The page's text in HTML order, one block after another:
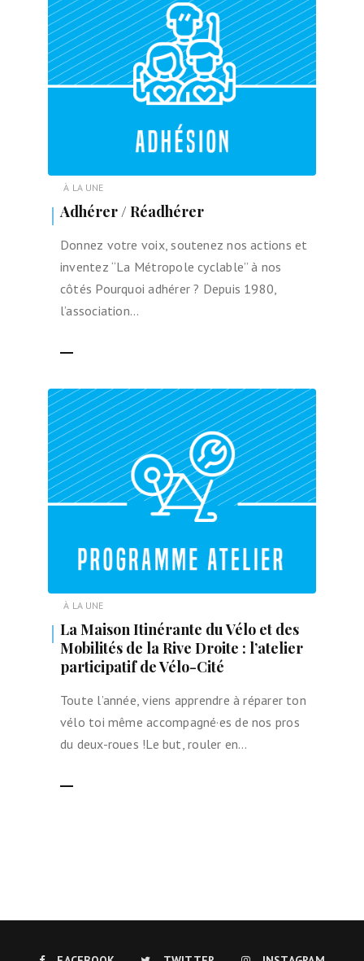
À LA UNE
Adhérer / Réadhérer
Donnez votre voix, soutenez nos actions et
inventez “La Métropole cyclable” à nos
côtés Pourquoi adhérer ? Depuis 1980,
l’association…
À LA UNE
La Maison Itinérante du Vélo et des
Mobilités de la Rive Droite : l’atelier
participatif de Vélo-Cité
Toute l’année, viens apprendre à réparer ton
vélo toi même accompagné·es de nos pros
du deux-roues !Le but, rouler en…